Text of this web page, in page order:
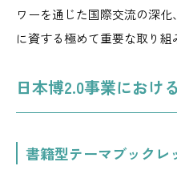
ワーを通じた国際交流の深
に資する極めて重要な取り組
日本博2.0事業におけ
書籍型テーマブックレ